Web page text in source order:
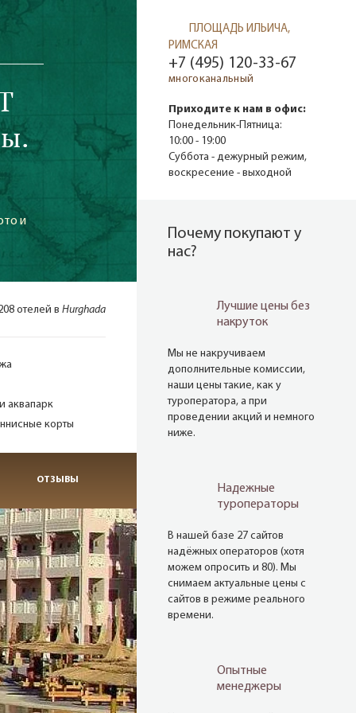
и
отелей в Hurghada
аквапарк
корты
ОТЗЫВЫ
ПЛОЩАДЬ ИЛЬИЧА,
РИМСКАЯ
+7 (495) 120-33-67
многоканальный
Приходите к нам в офис:
Понедельник-Пятница:
10:00 - 19:00
Суббота - дежурный режим,
воскресение - выходной
Почему покупают у
нас?
Лучшие цены без
накруток
Мы не накручиваем
дополнительные комиссии,
наши цены такие, как у
туроператора, а при
проведении акций и немного
ниже.
Надежные
туроператоры
В нашей базе 27 сайтов
надёжных операторов (хотя
можем опросить и 80). Мы
снимаем актуальные цены с
сайтов в режиме реального
времени.
Опытные
менеджеры